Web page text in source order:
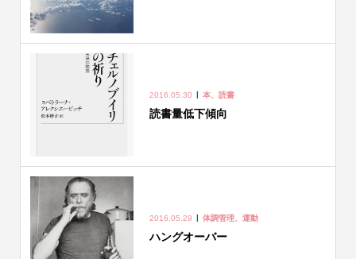
2016.05.30 本、読書
読書量低下傾向
2016.05.29 体調管理、運動
ハングオーバー